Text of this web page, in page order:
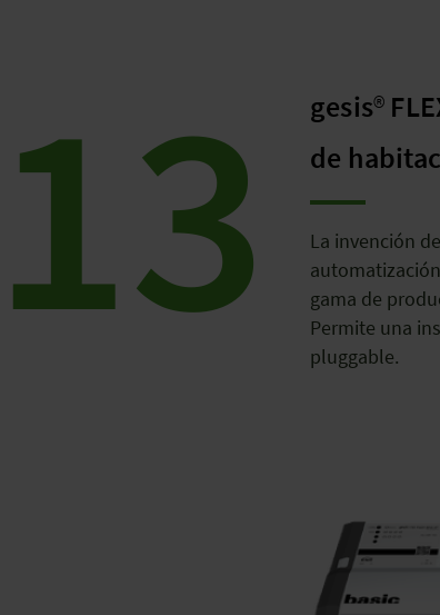
13 gesis®
de
La invención
gama de
Permite una
pluggable.